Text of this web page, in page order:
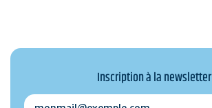
Inscription à la newsletter
monmail@exemple.com